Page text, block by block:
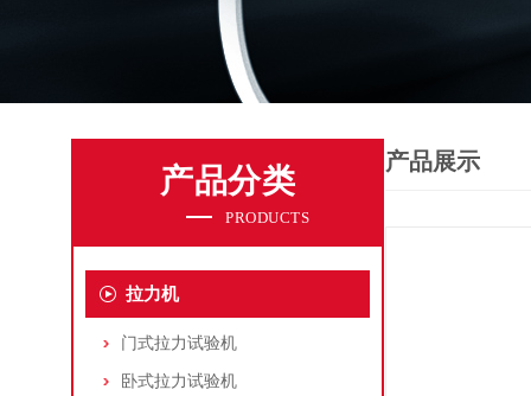
产品分类
PRODUCTS
拉力机
门式拉力试验机
卧式拉力试验机
产品展示